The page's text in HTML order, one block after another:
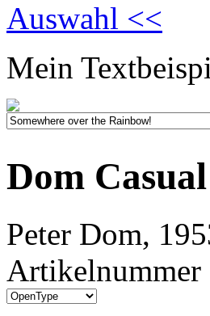
Auswahl <<
Mein
Dom
Peter Dom,